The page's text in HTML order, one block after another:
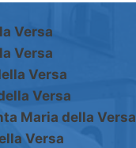
Versa
Versa
Versa
Versa
Maria della Versa
Versa